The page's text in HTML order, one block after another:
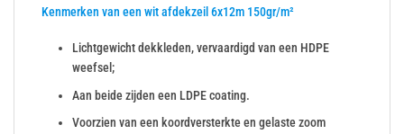
Kenmerken van een wit afdekzeil 6x12m 150gr/m²
Lichtgewicht dekkleden, vervaardigd van een HDPE
weefsel;
Aan beide zijden een LDPE coating.
Voorzien van een koordversterkte en gelaste zoom